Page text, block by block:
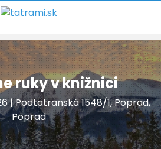
ruky v knižnici
| Podtatranská 1548/1, Poprad,
Poprad